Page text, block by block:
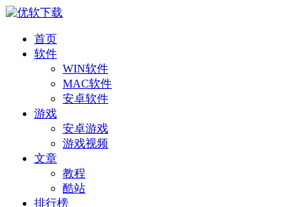
首页
软件
WIN软件
MAC软件
安卓软件
游戏
安卓游戏
游戏视频
文章
教程
酷站
排行榜